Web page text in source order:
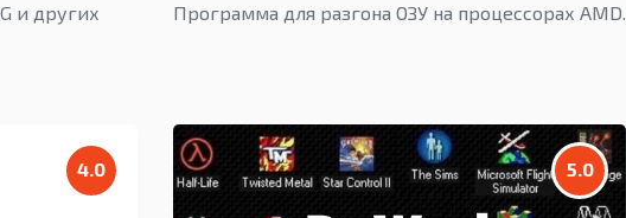
и других
Программа для разгона ОЗУ на процессорах AMD.
4.0 5.0